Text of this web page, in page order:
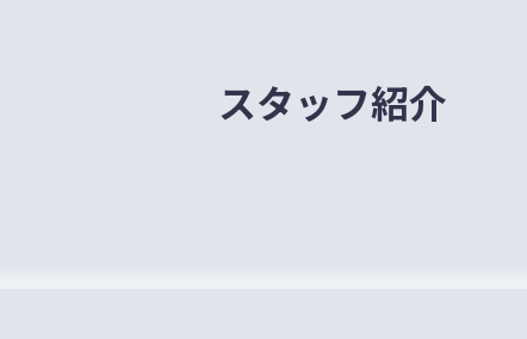
スタッフ紹介